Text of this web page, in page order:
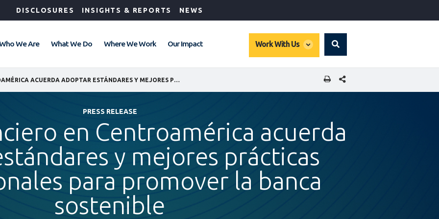
DISCLOSURES INSIGHTS & REPORTS NEWS
We Are What We Do Where We Work Our Impact Work With Us
global
Search
COMPARTIR ESTA PÁGINA
PRESS RELEASE
en Centroamérica acuerda
y mejores prácticas
para promover la banca
sostenible